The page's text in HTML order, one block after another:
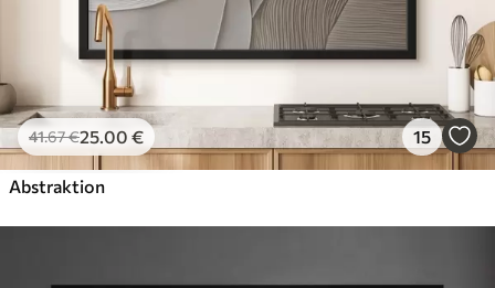
41.67€25.00 € 15
Abstraktion